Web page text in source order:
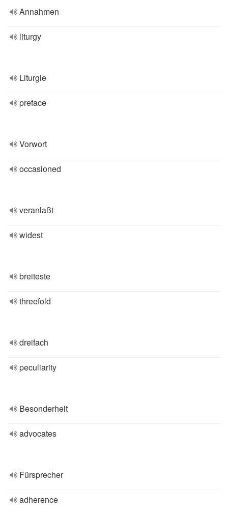
Annahmen
liturgy
Liturgie
preface
Vorwort
occasioned
veranlaßt
widest
breiteste
threefold
dreifach
peculiarity
Besonderheit
advocates
Fürsprecher
adherence